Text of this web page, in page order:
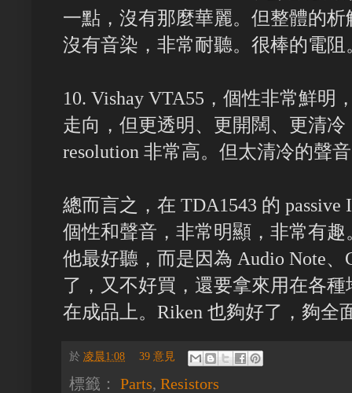
一點，沒有那麼華麗。但整體的
沒有音染，非常耐聽。很棒的電阻
10. Vishay VTA55，個性非常鮮明
走向，但更透明、更開闊、更清
resolution 非常高。但太清冷的聲
總而言之，在 TDA1543 的
個性和聲音，非常明顯，非常有
他最好聽，而是因為 Audio Note、
了，又不好買，還要拿來用在各
在成品上。Riken 也夠好了，夠全
於 凌晨1:08 39 意見
標籤： Parts, Resistors